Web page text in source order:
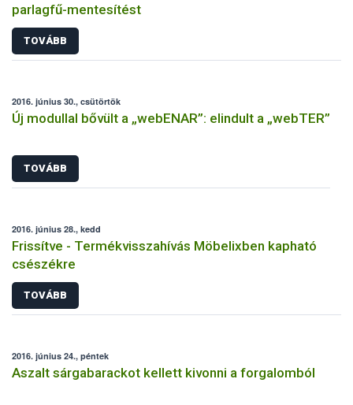
parlagfű-mentesítést
TOVÁBB
2016. június 30., csütörtök
Új modullal bővült a „webENAR”: elindult a „webTER”
TOVÁBB
2016. június 28., kedd
Frissítve - Termékvisszahívás Möbelixben kapható
csészékre
TOVÁBB
2016. június 24., péntek
Aszalt sárgabarackot kellett kivonni a forgalomból